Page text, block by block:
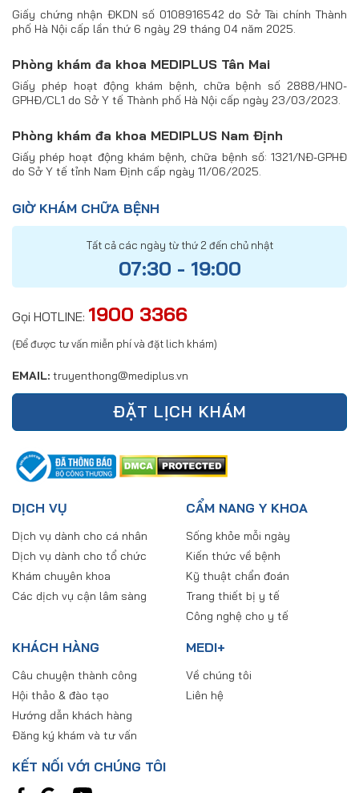
Giấy chứng nhận ĐKDN số 0108916542 do Sở Tài chính Thành
phố Hà Nội cấp lần thứ 6 ngày 29 tháng 04 năm 2025.
Phòng khám đa khoa MEDIPLUS Tân Mai
Giấy phép hoạt động khám bệnh, chữa bệnh số 2888/HNO-
GPHĐ/CL1 do Sở Y tế Thành phố Hà Nội cấp ngày 23/03/2023.
Phòng khám đa khoa MEDIPLUS Nam Định
Giấy phép hoạt động khám bệnh, chữa bệnh số: 1321/NĐ-GPHĐ
do Sở Y tế tỉnh Nam Định cấp ngày 11/06/2025.
GIỜ KHÁM CHỮA BỆNH
Tất cả các ngày từ thứ 2 đến chủ nhật
07:30 - 19:00
Gọi HOTLINE: 1900 3366
(Để được tư vấn miễn phí và đặt lich khám)
EMAIL: truyenthong@mediplus.vn
ĐẶT LỊCH KHÁM
DỊCH VỤ
Dịch vụ dành cho cá nhân
Dịch vụ dành cho tổ chức
Khám chuyên khoa
Các dịch vụ cận lâm sàng
CẨM NANG Y KHOA
Sống khỏe mỗi ngày
Kiến thức về bệnh
Kỹ thuật chẩn đoán
Trang thiết bị y tế
Công nghệ cho y tế
KHÁCH HÀNG
Câu chuyện thành công
Hội thảo & đào tạo
Hướng dẫn khách hàng
Đăng ký khám và tư vấn
MEDI+
Về chúng tôi
Liên hệ
KẾT NỐI VỚI CHÚNG TÔI